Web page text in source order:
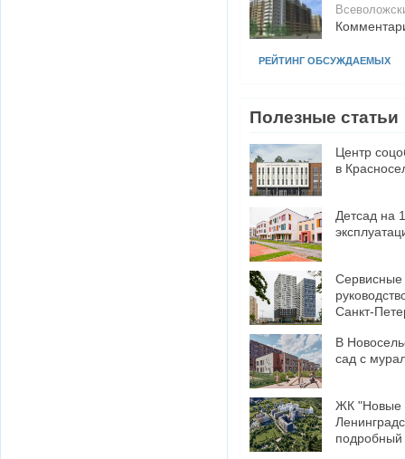
РЕЙТИНГ ОБСУЖДАЕМЫХ
Полезные статьи
Центр
в
Детсад на
​Сервисные
Санкт-
В
сад с
ЖК "Новые